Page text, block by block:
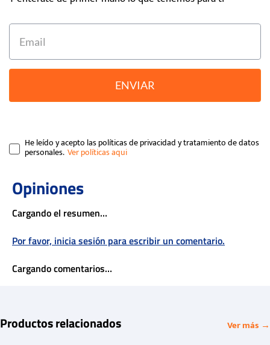
ENVIAR
He leído y acepto las políticas de privacidad y tratamiento de datos
personales.
Cargando el resumen…
Por favor, inicia sesión para escribir un comentario.
Cargando comentarios…
Productos relacionados Ver más →